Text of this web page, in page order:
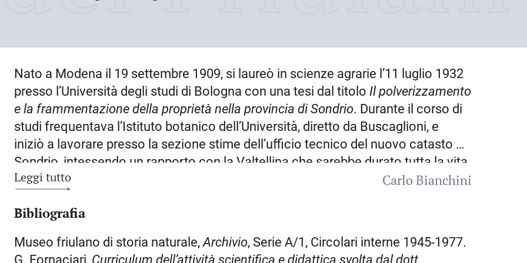
Nato a Modena il 19 settembre 1909, si laureò in scienze agrarie l’11 luglio 1932
presso l’Università degli studi di Bologna con una tesi dal titolo Il polverizzamento
e la frammentazione della proprietà nella provincia di Sondrio. Durante il corso di
studi frequentava l’Istituto botanico dell’Università, diretto da Buscaglioni, e
iniziò a lavorare presso la sezione stime dell’ufficio tecnico del nuovo catasto a
Sondrio , intessendo un rapporto con la Valtellina che sarebbe durato tutta la vita.
Tra il 1932 e il 1935 fu assistente volontario alla cattedra ambulante di
In questo periodo si fece promotore del cospicuo impianto di oltre cinquecento
Sondrio e Grosio. Studiò la vegetazione della Valtellina e pubblicò i suoi primi
Leggi tutto
Carlo Bianchini
Bibliografia
Museo friulano di storia naturale,Archivio, Serie A/1, Circolari interne 1945-1977.
G. Fornaciari, Curriculum dell’attività scientifica e didattica svolta dal dott.